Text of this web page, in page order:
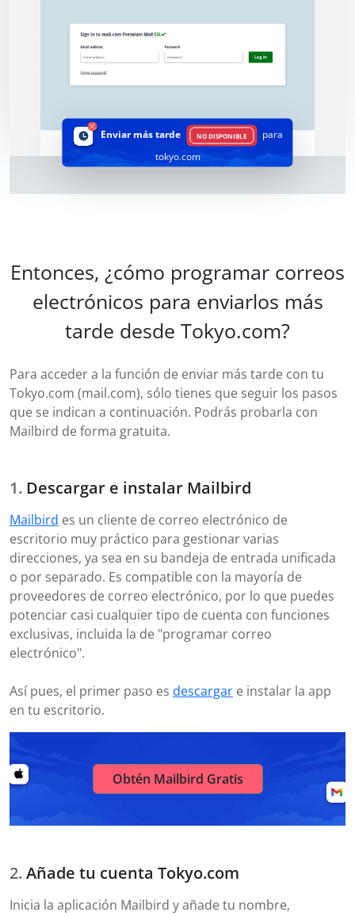
Enviar más tarde NO DISPONIBLE
para
tokyo.com
Entonces, ¿cómo programar correos
electrónicos para enviarlos más
tarde desde Tokyo.com?
Para acceder a la función de enviar más tarde con tu
Tokyo.com (mail.com), sólo tienes que seguir los pasos
que se indican a continuación. Podrás probarla con
Mailbird de forma gratuita.
Descargar e instalar Mailbird
Mailbird es un cliente de correo electrónico de
escritorio muy práctico para gestionar varias
direcciones, ya sea en su bandeja de entrada unificada
o por separado. Es compatible con la mayoría de
proveedores de correo electrónico, por lo que puedes
potenciar casi cualquier tipo de cuenta con funciones
exclusivas, incluida la de "programar correo
electrónico".
Así pues, el primer paso es descargar e instalar la app
en tu escritorio.
Obtén Mailbird Gratis
Añade tu cuenta Tokyo.com
Inicia la aplicación Mailbird y añade tu nombre,